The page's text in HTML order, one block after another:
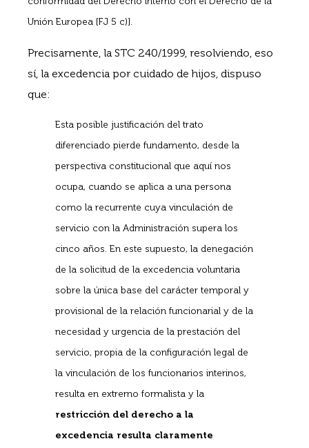
Unión Europea [FJ 5 c)].
Precisamente, la STC 240/1999, resolviendo, eso
sí, la excedencia por cuidado de hijos, dispuso
que:
Esta posible justificación del trato
diferenciado pierde fundamento, desde la
perspectiva constitucional que aquí nos
ocupa, cuando se aplica a una persona
como la recurrente cuya vinculación de
servicio con la Administración supera los
cinco años. En este supuesto, la denegación
de la solicitud de la excedencia voluntaria
sobre la única base del carácter temporal y
provisional de la relación funcionarial y de la
necesidad y urgencia de la prestación del
servicio, propia de la configuración legal de
la vinculación de los funcionarios interinos,
resulta en extremo formalista y la
restricción del derecho a la
excedencia resulta claramente